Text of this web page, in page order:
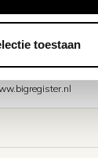
toestaan